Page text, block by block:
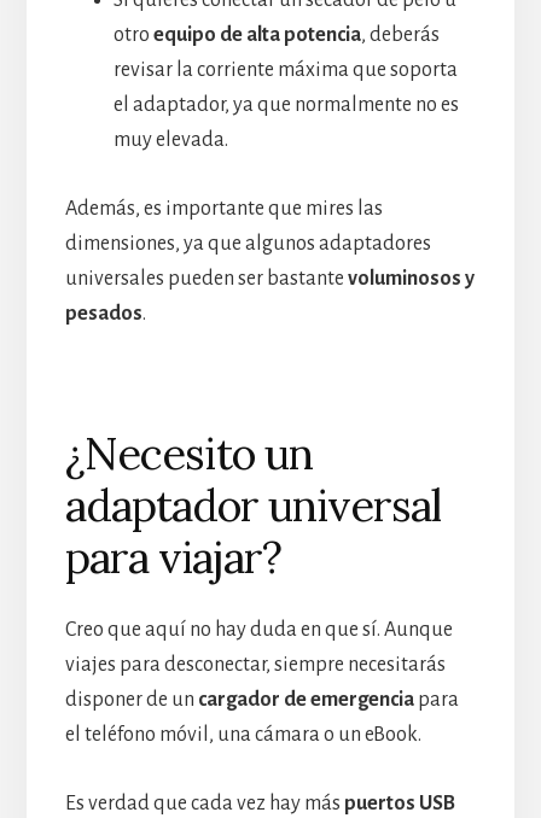
otro equipo de alta potencia, deberás
revisar la corriente máxima que soporta
el adaptador, ya que normalmente no es
muy elevada.
Además, es importante que mires las
dimensiones, ya que algunos adaptadores
universales pueden ser bastante voluminosos y
pesados.
¿Necesito un
adaptador universal
para viajar?
Creo que aquí no hay duda en que sí. Aunque
viajes para desconectar, siempre necesitarás
disponer de un cargador de emergencia para
el teléfono móvil, una cámara o un eBook.
Es verdad que cada vez hay más puertos USB